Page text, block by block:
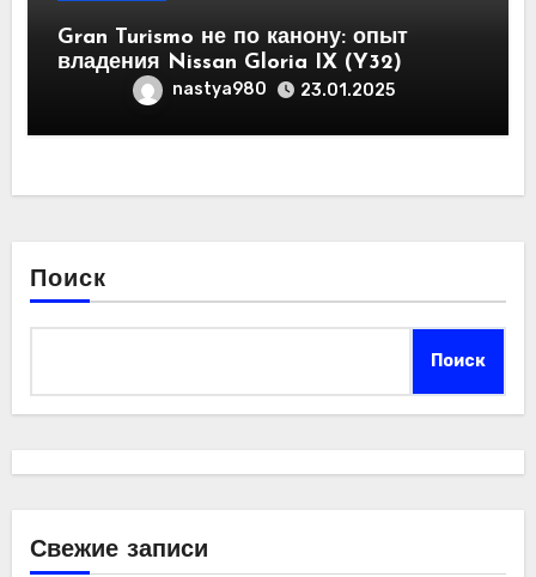
Gran Turismo не по канону: опыт
владения Nissan Gloria IX (Y32)
nastya980 23.01.2025
Поиск
Поиск
Свежие записи